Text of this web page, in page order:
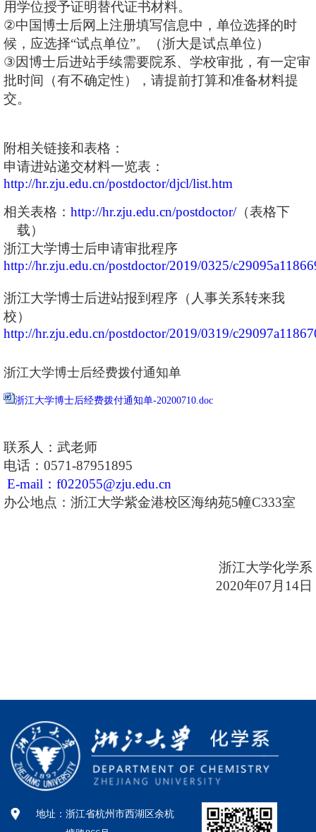
用学位授予证明替代证书材料。
②中国博士后网上注册填写信息中，单位选择的时
候，应选择“试点单位”。（浙大是试点单位）
③因博士后进站手续需要院系、学校审批，有一定审
批时间（有不确定性），请提前打算和准备材料提
交。
附相关链接和表格：
申请进站递交材料一览表：
http://hr.zju.edu.cn/postdoctor/djcl/list.htm
相关表格： http://hr.zju.edu.cn/postdoctor/（表格下
载）
浙江大学博士后申请审批程序
http://hr.zju.edu.cn/postdoctor/2019/0325/
浙江大学博士后进站报到程序（人事关系转来我
校）
http://hr.zju.edu.cn/postdoctor/2019/0319/
浙江大学博士后经费拨付通知单
浙江大学博士后经费拨付通知单-20200710.doc
联系人：武老师
电话： 0571-87951895
E-mail ：f022055@zju.edu.cn
办公地点：浙江大学紫金港校区海纳苑5幢C333室
浙江大学化学系
2020年07 月 14日
地址： 浙江省杭州市西湖区余杭